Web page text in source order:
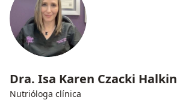
Dra. Isa Karen Czacki Halkin
Nutrióloga clínica